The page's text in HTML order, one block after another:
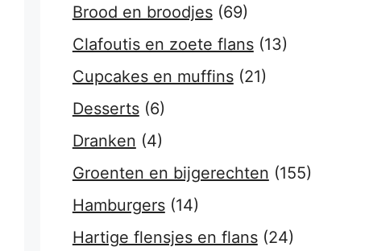
Brood en broodjes(69)
Clafoutis en zoete flans(13)
Cupcakes en muffins(21)
Desserts(6)
Dranken (4)
Groenten en bijgerechten (155)
Hamburgers(14)
Hartige flensjes en flans(24)